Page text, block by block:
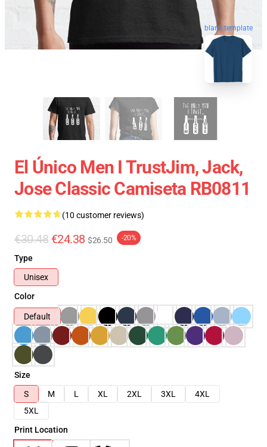
blank template
El Único Men I TrustJim, Jack,
Jose Classic Camiseta RB0811
(10 customer reviews)
€30.48 €24.38 $26.50 -20%
Type
Unisex
Color
Default
Size
S
M L XL 2XL 3XL
4XL
5XL
Print Location